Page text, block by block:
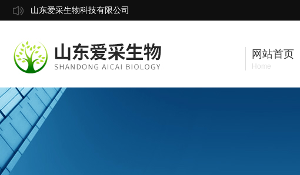
山东爱采生物科技有限公司
网站首页
Home